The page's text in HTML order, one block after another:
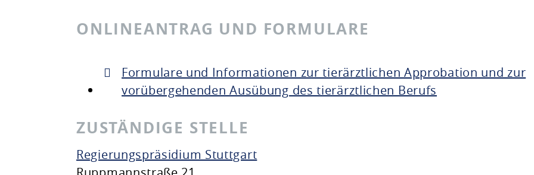
ONLINEANTRAG UND FORMULARE
Formulare und Informationen zur tierärztlichen Approbation und zur
vorübergehenden Ausübung des tierärztlichen Berufs
ZUSTÄNDIGE STELLE
Regierungspräsidium Stuttgart